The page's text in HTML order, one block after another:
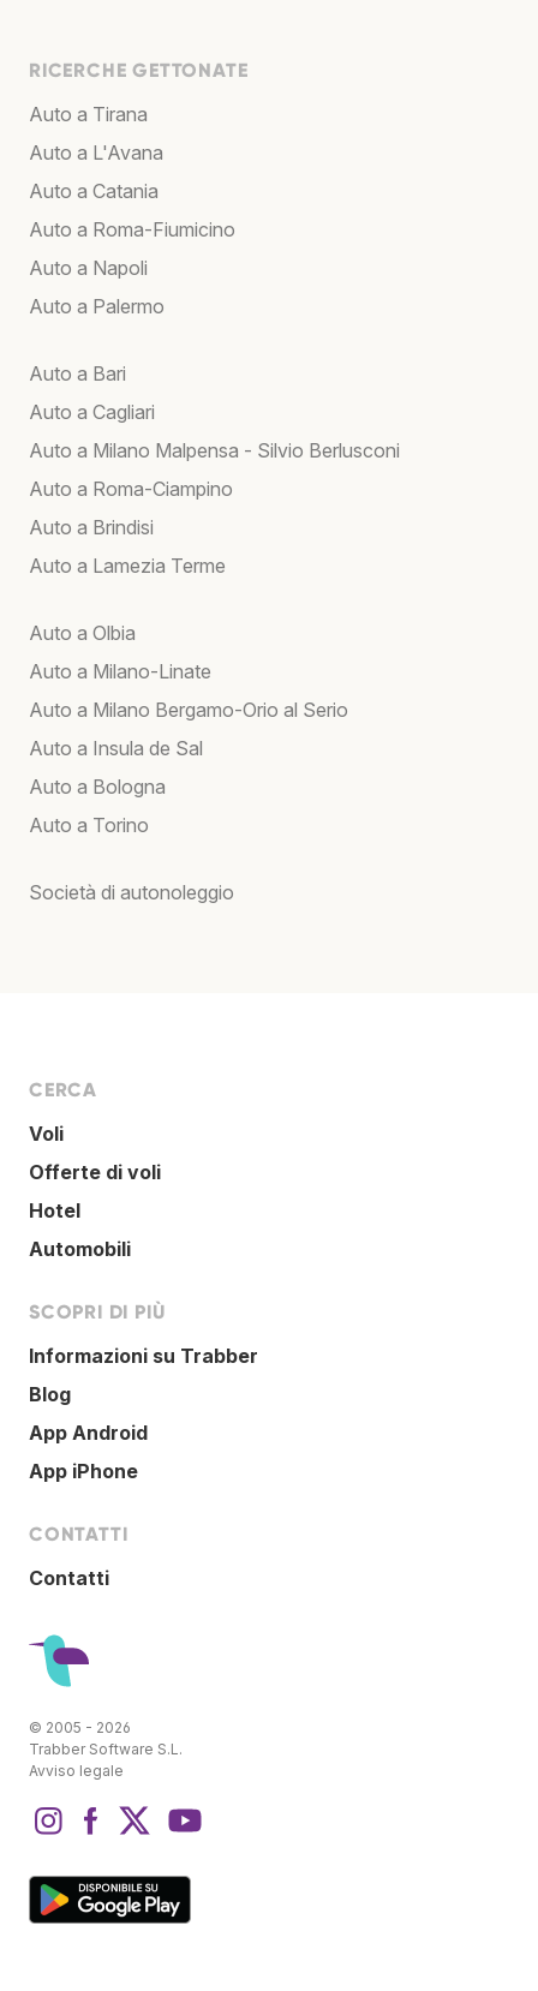
RICERCHE GETTONATE
Auto a Tirana
Auto a L'Avana
Auto a Catania
Auto a Roma-Fiumicino
Auto a Napoli
Auto a Palermo
Auto a Bari
Auto a Cagliari
Auto a Milano Malpensa - Silvio Berlusconi
Auto a Roma-Ciampino
Auto a Brindisi
Auto a Lamezia Terme
Auto a Olbia
Auto a Milano-Linate
Auto a Milano Bergamo-Orio al Serio
Auto a Insula de Sal
Auto a Bologna
Auto a Torino
Società di autonoleggio
CERCA
Voli
Offerte di voli
Hotel
Automobili
SCOPRI DI PIÙ
Informazioni su Trabber
Blog
App Android
App iPhone
CONTATTI
Contatti
© 2005 - 2026
Trabber Software S.L.
Avviso legale